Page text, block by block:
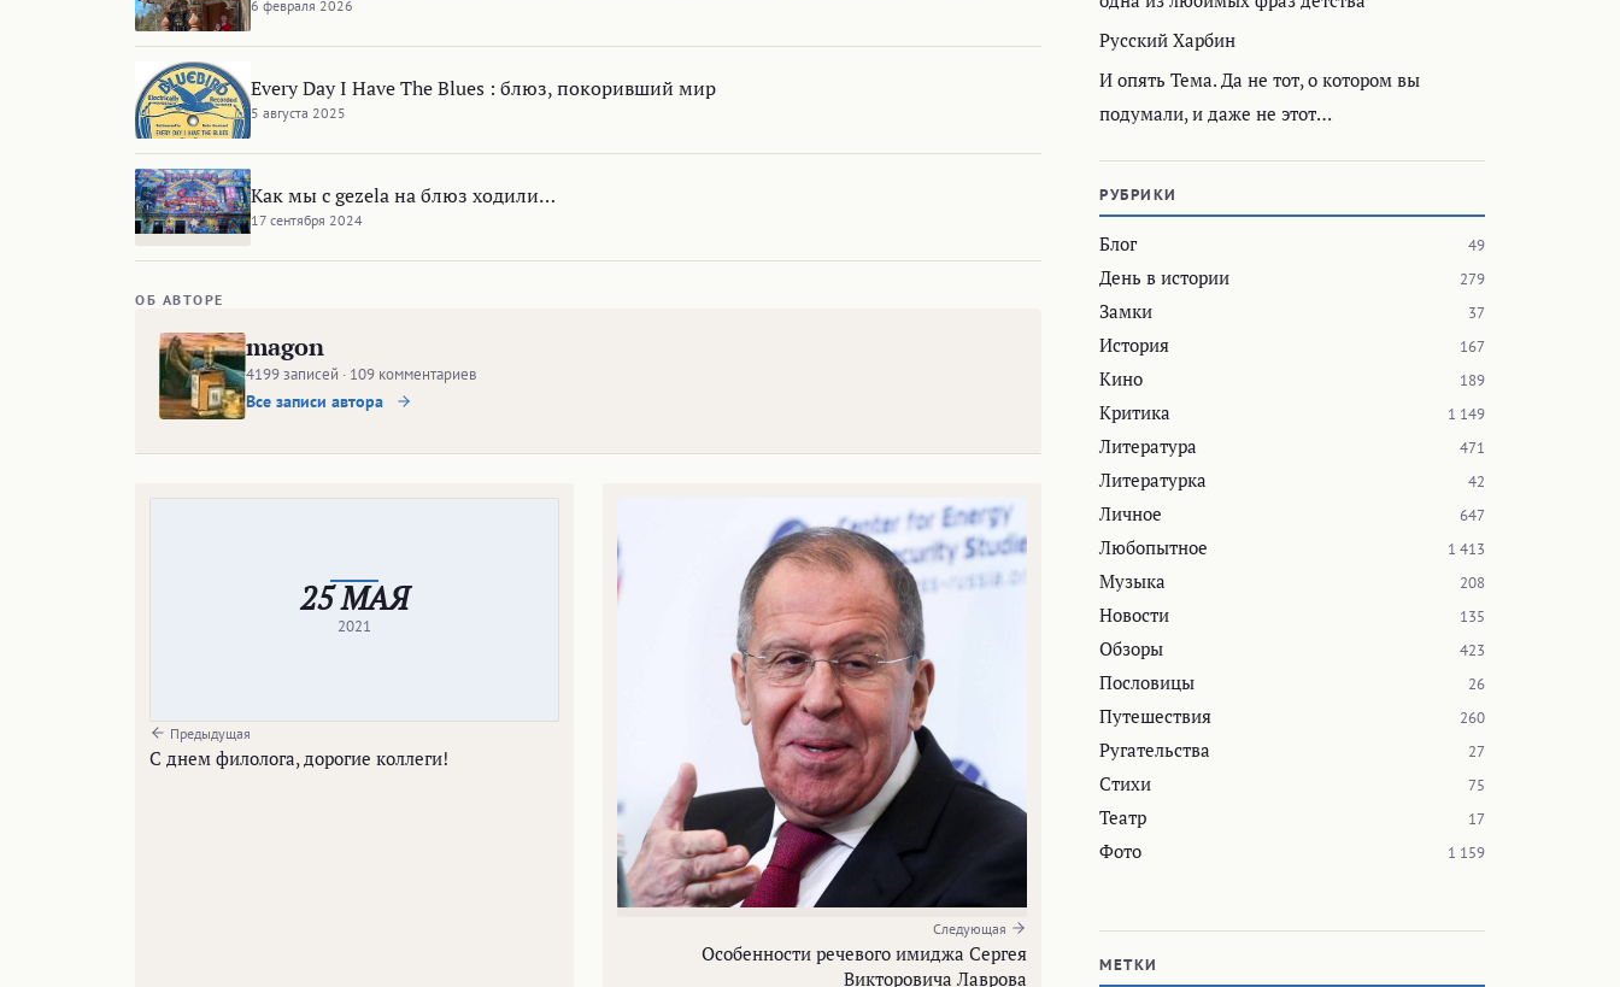
6 февраля 2026
Every Day I Have The Blues : блюз, покоривший мир
5 августа 2025
Как мы с gezela на блюз ходили…
17 сентября 2024
ОБ АВТОРЕ
magon
4199 записей · 109 комментариев
Все записи автора
25 МАЯ
2021
Предыдущая
С днем филолога, дорогие коллеги!
Следующая
Особенности речевого имиджа Сергея
Викторовича Лаврова
Русский Харбин
И опять Тема. Да не тот, о котором вы
подумали, и даже не этот…
РУБРИКИ
Блог 49
День в истории 279
Замки 37
История 167
Кино 189
Критика 1 149
Литература 471
Литературка 42
Личное 647
Любопытное 1 413
Музыка 208
Новости 135
Обзоры 423
Пословицы 26
Путешествия 260
Ругательства 27
Стихи 75
Театр 17
Фото 1 159
МЕТКИ